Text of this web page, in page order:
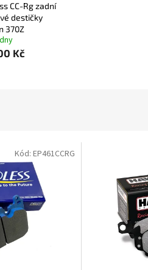
CC-Rg zadní
destičky
370Z
Kč
Kód: EP461CCRG